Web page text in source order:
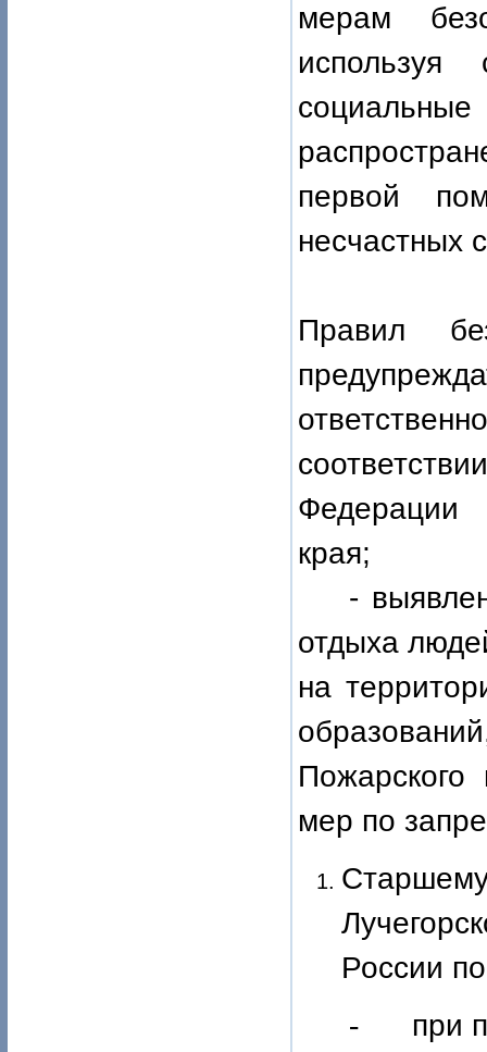
мерам
используя
первой
несчастных
Правил
Федерации
края;
-
отдыха
на
образований
Пожарского
мер по
Старшему
России
-
при